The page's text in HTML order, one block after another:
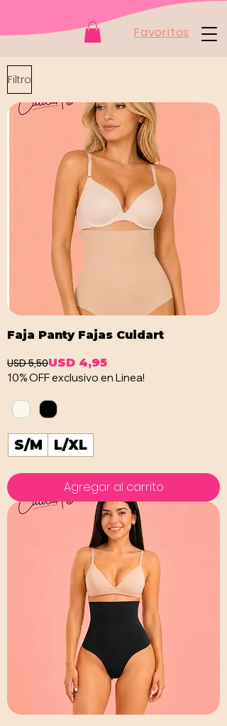
Favoritos
Filtro
Faja Panty Fajas Cuidart
Precio
USD 5,50
Precio de oferta
USD 4,95
10% OFF exclusivo en Linea!
S/M L/XL
Agregar al carrito